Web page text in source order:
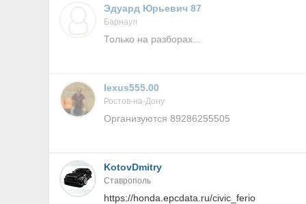
Эдуард Юрьевич 87
Барнаул
Только на разборах...
lexus555.00
Ростов-на-Дону
Организуются 89286255505
KotovDmitry
Ставрополь
https://honda.epcdata.ru/civic_ferio